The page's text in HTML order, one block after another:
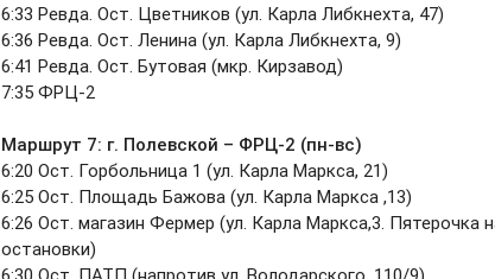
6:33 Ревда. Ост. Цветников (ул. Карла Либкнехта, 47)
6:36 Ревда. Ост. Ленина (ул. Карла Либкнехта, 9)
6:41 Ревда. Ост. Бутовая (мкр. Кирзавод)
7:35 ФРЦ-2
Маршрут 7: г. Полевской – ФРЦ-2 (пн-вс)
6:20 Ост. Горбольница 1 (ул. Карла Маркса, 21)
6:25 Ост. Площадь Бажова (ул. Карла Маркса ,13)
6:26 Ост. магазин Фермер (ул. Карла Маркса,3. Пятерочка
остановки)
6:30 Ост. ПАТП (напротив ул. Володарского, 110/9)